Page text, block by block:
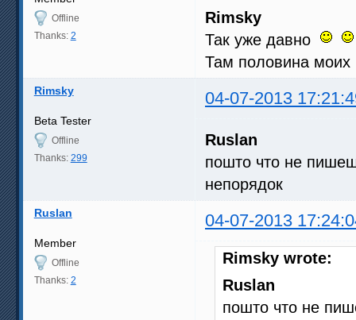
Offline
Thanks: 2
Rimsky
Так уже давно
Там половина
Rimsky 04-07-2013
Beta Tester
Offline
Thanks: 299
Ruslan
пошто что не
непорядок
Ruslan 04-07-2013
Member
Offline
Thanks: 2
Rimsky wrote:
Ruslan
пошто что не